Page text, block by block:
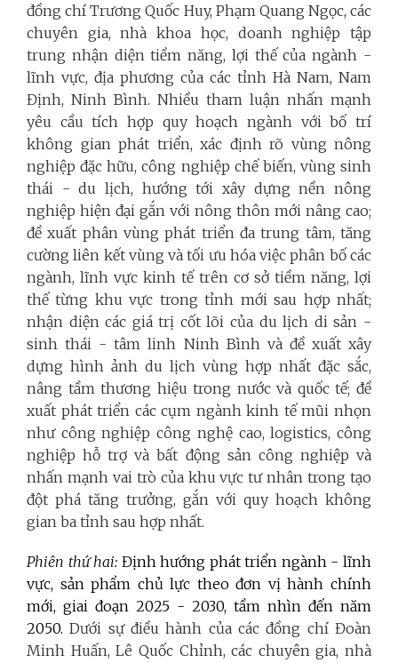
đồng chí Trương Quốc Huy, Phạm Quang Ngọc, các
chuyên gia, nhà khoa học, doanh nghiệp tập
trung nhận diện tiềm năng, lợi thế của ngành -
lĩnh vực, địa phương của các tỉnh Hà Nam, Nam
Định, Ninh Bình. Nhiều tham luận nhấn mạnh
yêu cầu tích hợp quy hoạch ngành với bố trí
không gian phát triển, xác định rõ vùng nông
nghiệp đặc hữu, công nghiệp chế biến, vùng sinh
thái - du lịch, hướng tới xây dựng nền nông
nghiệp hiện đại gắn với nông thôn mới nâng cao;
đề xuất phân vùng phát triển đa trung tâm, tăng
cường liên kết vùng và tối ưu hóa việc phân bố các
ngành, lĩnh vực kinh tế trên cơ sở tiềm năng, lợi
thế từng khu vực trong tỉnh mới sau hợp nhất;
nhận diện các giá trị cốt lõi của du lịch di sản -
sinh thái - tâm linh Ninh Bình và đề xuất xây
dựng hình ảnh du lịch vùng hợp nhất đặc sắc,
nâng tầm thương hiệu trong nước và quốc tế; đề
xuất phát triển các cụm ngành kinh tế mũi nhọn
như công nghiệp công nghệ cao, logistics, công
nghiệp hỗ trợ và bất động sản công nghiệp và
nhấn mạnh vai trò của khu vực tư nhân trong tạo
đột phá tăng trưởng, gắn với quy hoạch không
gian ba tỉnh sau hợp nhất.
Phiên thứ hai: Định hướng phát triển ngành - lĩnh
vực, sản phẩm chủ lực theo đơn vị hành chính
mới, giai đoạn 2025 - 2030, tầm nhìn đến năm
2050.Dưới sự điều hành của các đồng chí Đoàn
Minh Huấn, Lê Quốc Chỉnh, các chuyên gia, nhà